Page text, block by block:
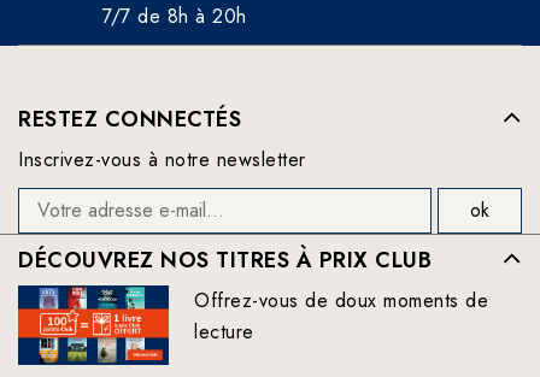
7/7 de 8h à 20h
RESTEZ CONNECTÉS
Inscrivez-vous à notre newsletter
DÉCOUVREZ NOS TITRES À PRIX CLUB
Offrez-vous de doux moments de
lecture